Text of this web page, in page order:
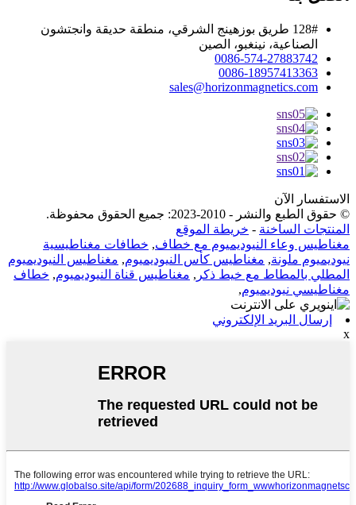
128# طريق بوزهينج الشرقي، منطقة حديقة وانجتشون
الصناعية، نينغبو، الصين
0086-574-27883742
0086-18957413363
sales@horizonmagnetics.com
الاستفسار الآن
© حقوق الطبع والنشر - 2010-2023: جميع الحقوق محفوظة.
المنتجات الساخنة - خريطة الموقع
مغناطيس وعاء النيوديميوم مع خطاف, خطافات مغناطيسية
نيوديميوم ملونة, مغناطيس كأس النيوديميوم, مغناطيس النيوديميوم
المطلي بالمطاط مع خيط ذكر , مغناطيس قناة النيوديميوم, خطاف
مغناطيسي نيوديميوم,
إرسال البريد الإلكتروني
x